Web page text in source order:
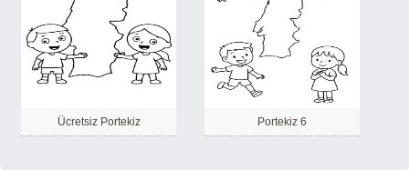
Ücretsiz Portekiz Portekiz 6